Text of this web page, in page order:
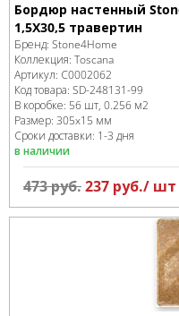
Бордюр настенный
1,5Х30,5 травертин
Бренд: Stone4Home
Коллекция: Toscana
Артикул: С0002062
Код товара: SD-248131-99
В коробке: 56 шт, 0.256 м2
Размер: 305x15 мм
Сроки доставки: 1-3 дня
в наличии
473руб.237 руб./ шт